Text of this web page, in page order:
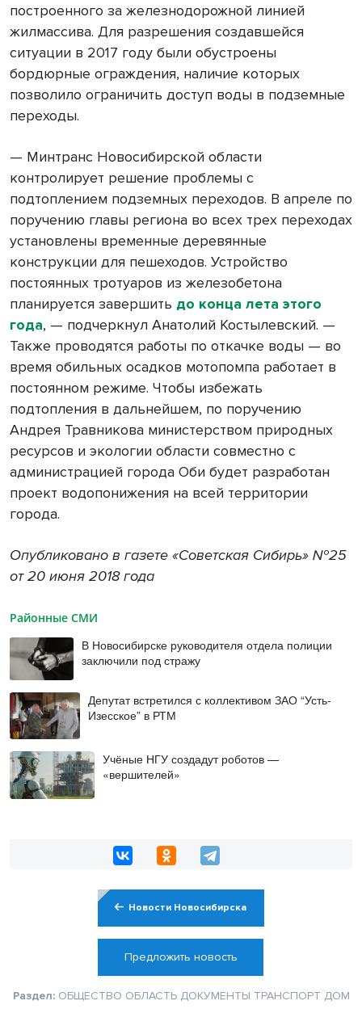
построенного за железнодорожной линией
жилмассива. Для разрешения создавшейся
ситуации в 2017 году были обустроены
бордюрные ограждения, наличие которых
позволило ограничить доступ воды в подземные
переходы.
— Минтранс Новосибирской области
контролирует решение проблемы с
подтоплением подземных переходов. В апреле по
поручению главы региона во всех трех переходах
установлены временные деревянные
конструкции для пешеходов. Устройство
постоянных тротуаров из железобетона
планируется завершить до конца лета этого
года, — подчеркнул Анатолий Костылевский. —
Также проводятся работы по откачке воды — во
время обильных осадков мотопомпа работает в
постоянном режиме. Чтобы избежать
подтопления в дальнейшем, по поручению
Андрея Травникова министерством природных
ресурсов и экологии области совместно с
администрацией города Оби будет разработан
проект водопонижения на всей территории
города.
Опубликовано в газете «Советская Сибирь» №25
от 20 июня 2018 года
Районные СМИ
В Новосибирске руководителя отдела полиции
заключили под стражу
Депутат встретился с коллективом ЗАО “Усть-
Изесское” в РТМ
Учёные НГУ создадут роботов —
«вершителей»
Новости Новосибирска
Предложить новость
Раздел: ОБЩЕСТВО ОБЛАСТЬ ДОКУМЕНТЫ ТРАНСПОРТ ДОМ